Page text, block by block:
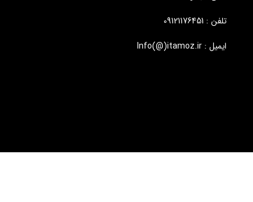
تلفن : 09121176451
ایمیل : Info(@)itamoz.ir